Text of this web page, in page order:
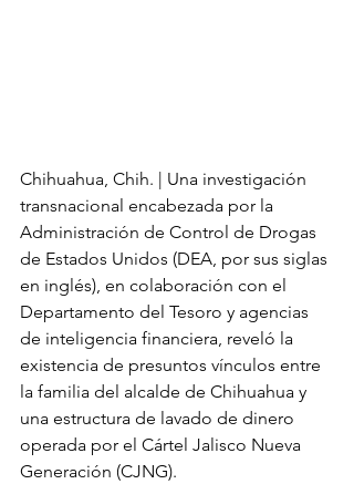
Chihuahua, Chih. | Una investigación
transnacional encabezada por la
Administración de Control de Drogas
de Estados Unidos (DEA, por sus siglas
en inglés), en colaboración con el
Departamento del Tesoro y agencias
de inteligencia financiera, reveló la
existencia de presuntos vínculos entre
la familia del alcalde de Chihuahua y
una estructura de lavado de dinero
operada por el Cártel Jalisco Nueva
Generación (CJNG).